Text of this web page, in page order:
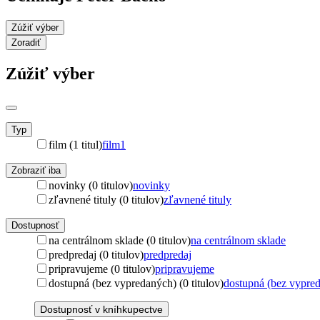
Zúžiť výber
Zoradiť
Zúžiť výber
Typ
film (1 titul)film1
Zobraziť iba
novinky (0 titulov)novinky
zľavnené tituly (0 titulov)zľavnené tituly
Dostupnosť
na centrálnom sklade (0 titulov)na centrálnom sklade
predpredaj (0 titulov)predpredaj
pripravujeme (0 titulov)pripravujeme
dostupná (bez vypredaných) (0 titulov)dostupná (bez
Dostupnosť v kníhkupectve